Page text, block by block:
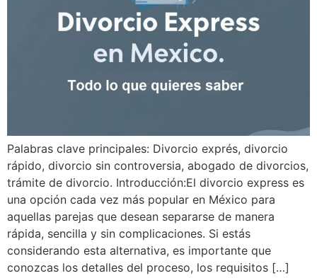
Palabras clave principales: Divorcio exprés, divorcio
rápido, divorcio sin controversia, abogado de divorcios,
trámite de divorcio. Introducción:El divorcio express es
una opción cada vez más popular en México para
aquellas parejas que desean separarse de manera
rápida, sencilla y sin complicaciones. Si estás
considerando esta alternativa, es importante que
conozcas los detalles del proceso, los requisitos […]